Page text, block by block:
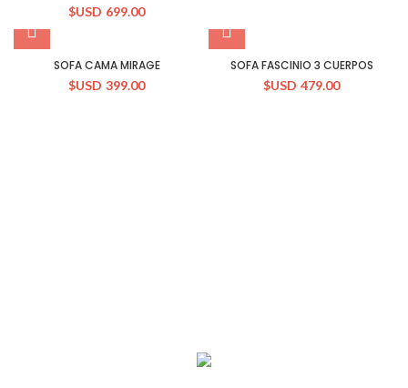
$USD 699.00
SOFA CAMA MIRAGE
$USD 399.00
SOFA FASCINIO 3 CUERPOS
$USD 479.00